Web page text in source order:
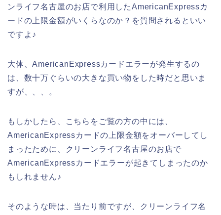
ンライフ名古屋のお店で利用したAmericanExpressカ
ードの上限金額がいくらなのか？を質問されるといい
ですよ♪
大体、AmericanExpressカードエラーが発生するの
は、数十万ぐらいの大きな買い物をした時だと思いま
すが、、、。
もしかしたら、こちらをご覧の方の中には、
AmericanExpressカードの上限金額をオーバーしてし
まったために、クリーンライフ名古屋のお店で
AmericanExpressカードエラーが起きてしまったのか
もしれません♪
そのような時は、当たり前ですが、クリーンライフ名